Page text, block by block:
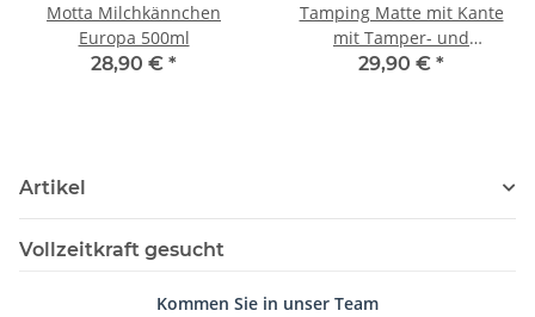
Motta Milchkännchen
Europa 500ml
28,90 € *
Tamping Matte mit Kante
mit Tamper- und
Siebträgeraussparung
29,90 € *
Artikel
Vollzeitkraft gesucht
Kommen Sie in unser Team